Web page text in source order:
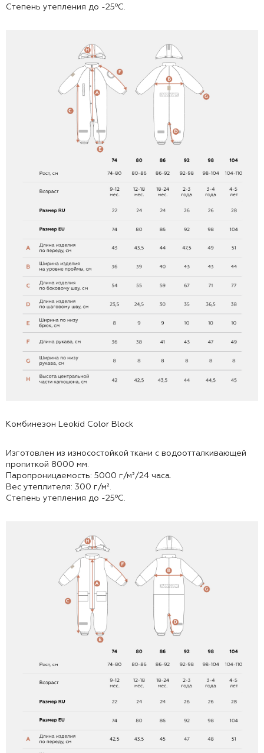
Степень утепления до -25⁰С.
Комбинезон Leokid Color Block
Изготовлен из износостойкой ткани с водоотталкивающей
пропиткой 8000 мм.
Паропроницаемость: 5000 г/м²/24 часа.
Вес утеплителя: 300 г/м².
Степень утепления до -25⁰С.